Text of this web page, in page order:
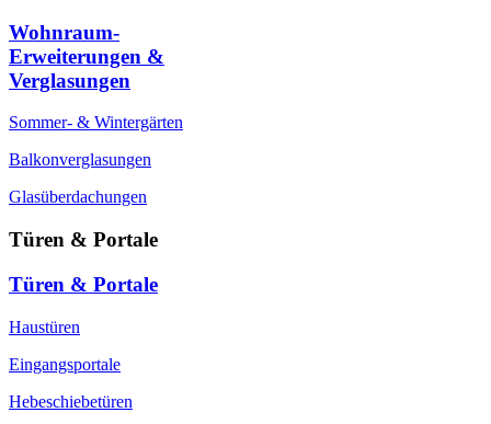
Wohnraum-
Erweiterungen &
Verglasungen
Sommer- & Wintergärten
Balkonverglasungen
Glasüberdachungen
Türen & Portale
Türen & Portale
Haustüren
Eingangsportale
Hebeschiebetüren